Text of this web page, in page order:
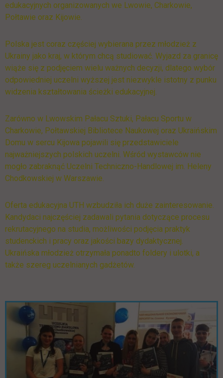
edukacyjnych organizowanych we Lwowie, Charkowie,
Połtawie oraz Kijowie.
Polska jest coraz częściej wybierana przez młodzież z
Ukrainy jako kraj, w którym chcą studiować. Wyjazd za granicę
wiąże się z podjęciem wielu ważnych decyzji, dlatego wybór
odpowiedniej uczelni wyższej jest niezwykle istotny z punku
widzenia kształtowania ścieżki edukacyjnej.
Zarówno w Lwowskim Pałacu Sztuki, Pałacu Sportu w
Charkowie, Połtawskiej Bibliotece Naukowej oraz Ukraińskim
Domu w sercu Kijowa pojawili się przedstawiciele
najważniejszych polskich uczelni. Wśród wystawców nie
mogło zabraknąć Uczelni Techniczno-Handlowej im. Heleny
Chodkowskiej w Warszawie.
Oferta edukacyjna UTH wzbudziła ich duże zainteresowanie.
Kandydaci najczęściej zadawali pytania dotyczące procesu
rekrutacyjnego na studia, możliwości podjęcia praktyk
studenckich i pracy oraz jakości bazy dydaktycznej.
Ukraińska młodzież otrzymała ponadto foldery i ulotki, a
także szereg uczelnianych gadżetów.
Pomiń galerię